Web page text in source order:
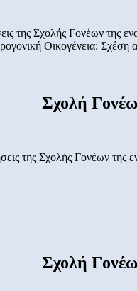
της Σχολής Γονέων
Οικογένεια: Σχέση
Σχολή
της Σχολής Γονέων
Σχολή